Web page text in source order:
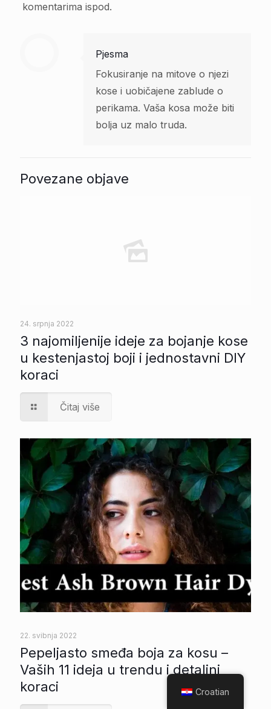
komentarima ispod.
Pjesma
Fokusiranje na mitove o njezi
kose i uobičajene zablude o
perikama. Vaša kosa može biti
bolja uz malo truda.
Povezane objave
24. srpnja 2022
3 najomiljenije ideje za bojanje kose
u kestenjastoj boji i jednostavni DIY
koraci
Čitaj više
22. svibnja 2022
Pepeljasto smeđa boja za kosu –
Vaših 11 ideja u trendu i detaljni
koraci
Croatian